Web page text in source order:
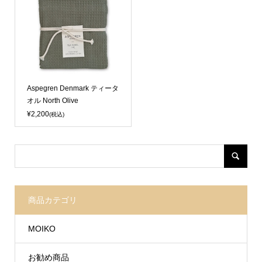
Aspegren Denmark ティータ
オル North Olive
¥2,200(税込)
商品カテゴリ
MOIKO
お勧め商品